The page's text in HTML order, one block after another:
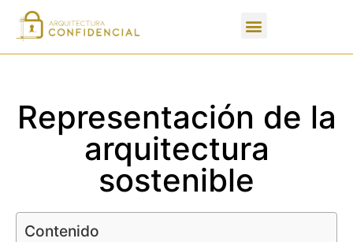
Representación de la
arquitectura
sostenible
Contenido